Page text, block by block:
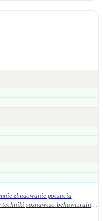
zbudowanie poczucia
techniki poznawczo-behawioralne,
(TSR), polegające na